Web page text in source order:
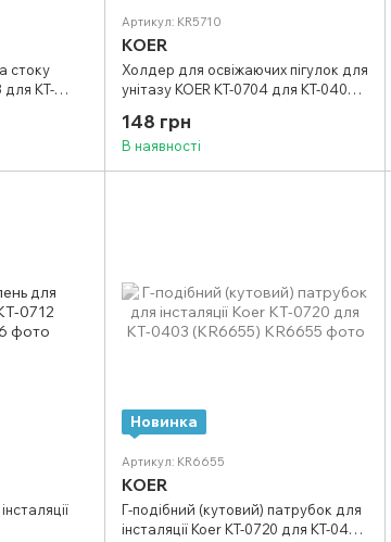
стоку
для KT-
Артикул: KR5710
KOER
Холдер для освіжаючих пігулок для
унітазу KOER KT-0704 для KT-0407
148 грн
В наявності
Новинка
Артикул: KR6655
KOER
Г-подібний (кутовий) патрубок для
інсталяції Koer KT-0720 для KT-0403